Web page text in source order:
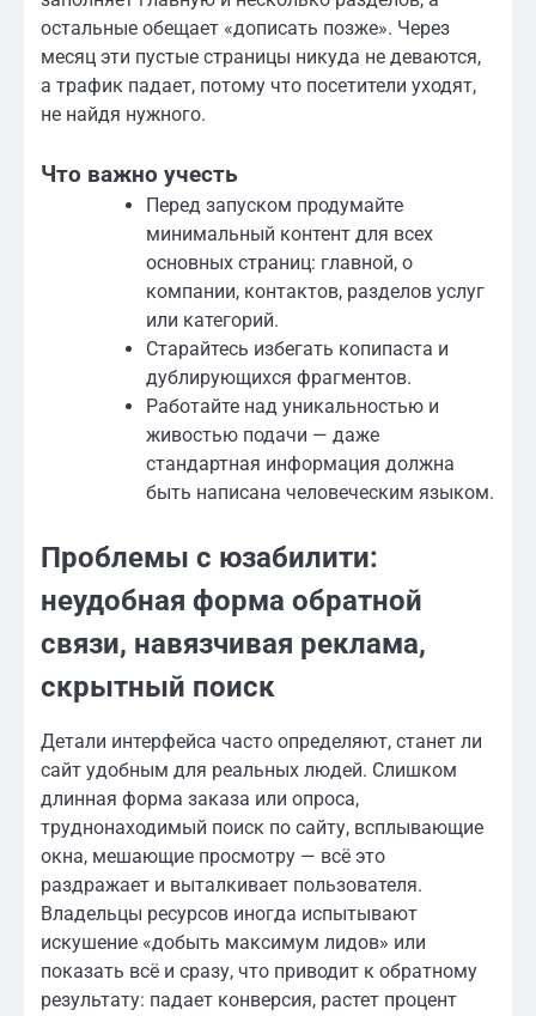
остальные обещает «дописать позже». Через
месяц эти пустые страницы никуда не деваются,
а трафик падает, потому что посетители уходят,
не найдя нужного.
Что важно учесть
Перед запуском продумайте
минимальный контент для всех
основных страниц: главной, о
компании, контактов, разделов услуг
или категорий.
Старайтесь избегать копипаста и
дублирующихся фрагментов.
Работайте над уникальностью и
живостью подачи — даже
стандартная информация должна
быть написана человеческим языком.
Проблемы с юзабилити:
неудобная форма обратной
связи, навязчивая реклама,
скрытный поиск
Детали интерфейса часто определяют, станет ли
сайт удобным для реальных людей. Слишком
длинная форма заказа или опроса,
труднонаходимый поиск по сайту, всплывающие
окна, мешающие просмотру — всё это
раздражает и выталкивает пользователя.
Владельцы ресурсов иногда испытывают
искушение «добыть максимум лидов» или
показать всё и сразу, что приводит к обратному
результату: падает конверсия, растет процент